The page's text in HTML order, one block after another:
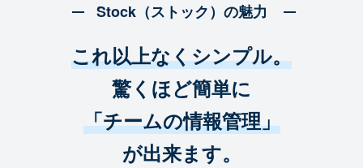
Stock（ストック）の魅力
これ以上なくシンプル。
驚くほど簡単に
「チームの情報管理」
が出来ます。